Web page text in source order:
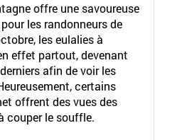
offre une savoureuse
les randonneurs de
les eulalies à
effet partout, devenant
afin de voir les
certains
offrent des vues des
couper le souffle.